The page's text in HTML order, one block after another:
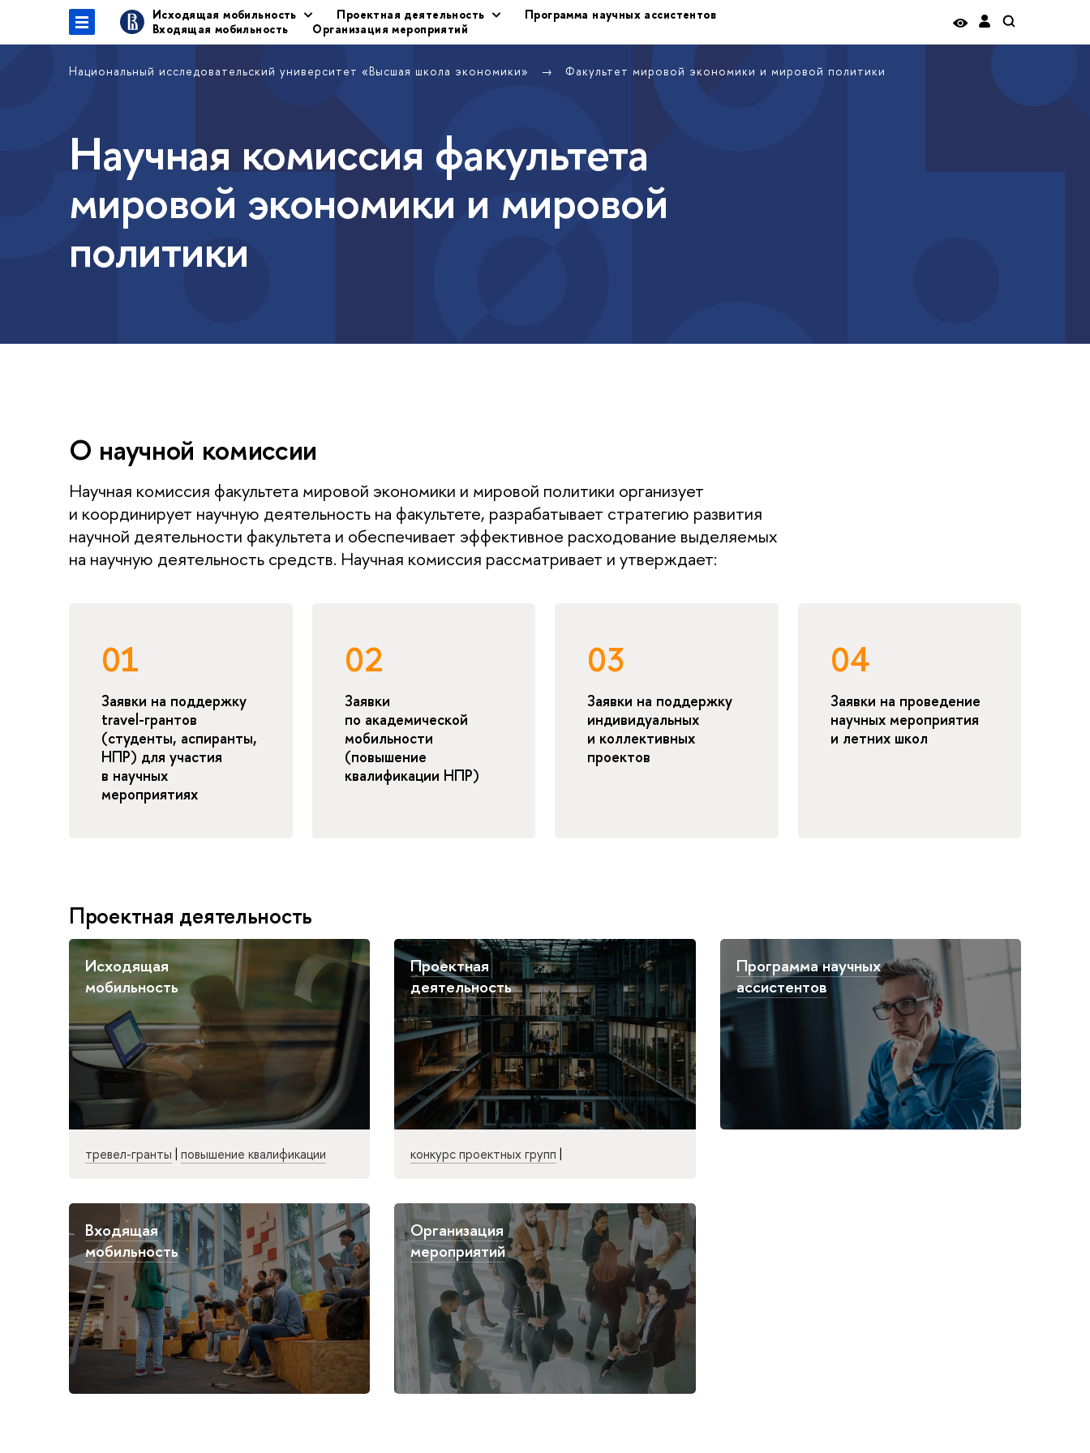
Исходящая мобильность Проектная деятельность
Программа научных ассистентов
Входящая мобильность
Организация мероприятий
Национальный исследовательский университет «Высшая школа экономики» Факультет мировой экономики и мировой политики
Научная комиссия факультета
мировой экономики и мировой
политики
О научной комиссии
Научная комиссия факультета мировой экономики и мировой политики организует
и координирует научную деятельность на факультете, разрабатывает стратегию развития
научной деятельности факультета и обеспечивает эффективное расходование выделяемых
на научную деятельность средств. Научная комиссия рассматривает и утверждает:
01
Заявки на поддержку
travel-грантов
(студенты, аспиранты,
НПР) для участия
в научных
мероприятиях
02
Заявки
по академической
мобильности
(повышение
квалификации НПР)
03
Заявки на поддержку
индивидуальных
и коллективных
проектов
04
Заявки на проведение
научных мероприятия
и летних школ
Проектная деятельность
Исходящая
мобильность
тревел-гранты | повышение квалификации
Проектная
деятельность
конкурс проектных групп |
Программа научных
ассистентов
Входящая
мобильность
Организация
мероприятий